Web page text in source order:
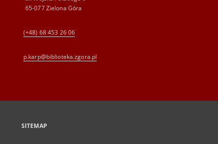
65-077 Zielona Góra
(+48) 68 453 26 06
p.karp@biblioteka.zgora.pl
SITEMAP